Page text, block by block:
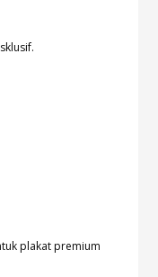
plakat premium